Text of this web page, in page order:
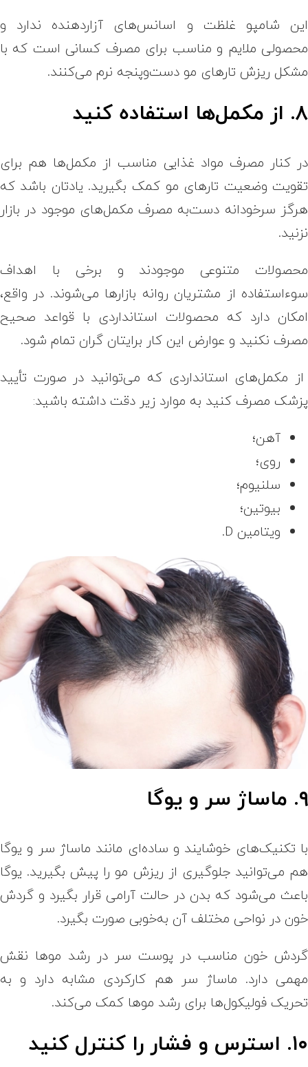
این شامپو غلظت و اسانس‌های آزاردهنده ندارد و
محصولی ملایم و مناسب برای مصرف کسانی است که با
مشکل ریزش تارهای مو دست‌وپنجه نرم می‌کنند.
۸. از مکمل‌ها استفاده کنید
در کنار مصرف مواد غذایی مناسب از مکمل‌ها هم برای
تقویت وضعیت تارهای مو کمک بگیرید. یادتان باشد که
هرگز سرخودانه دست‌به مصرف مکمل‌های موجود در بازار
نزنید.
محصولات متنوعی موجودند و برخی با اهداف
سوءاستفاده از مشتریان روانه بازارها می‌شوند. در واقع،
امکان دارد که محصولات استانداردی با قواعد صحیح
مصرف نکنید و عوارض این کار برایتان گران تمام شود.
از مکمل‌های استانداردی که می‌توانید در صورت تأیید
پزشک مصرف کنید به موارد زیر دقت داشته باشید:
آهن؛
روی؛
سلنیوم؛
بیوتین؛
ویتامین D.
۹. ماساژ سر و یوگا
با تکنیک‌های خوشایند و ساده‌ای مانند ماساژ سر و یوگا
هم می‌توانید جلوگیری از ریزش مو را پیش بگیرید. یوگا
باعث می‌شود که بدن در حالت آرامی قرار بگیرد و گردش
خون در نواحی مختلف آن به‌خوبی صورت بگیرد.
گردش خون مناسب در پوست سر در رشد موها نقش
مهمی دارد. ماساژ سر هم کارکردی مشابه دارد و به
تحریک فولیکول‌ها برای رشد موها کمک می‌کند.
۱۰. استرس و فشار را کنترل کنید